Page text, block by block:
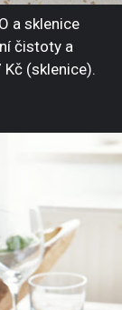
a sklenice
čistoty a
Kč (sklenice).